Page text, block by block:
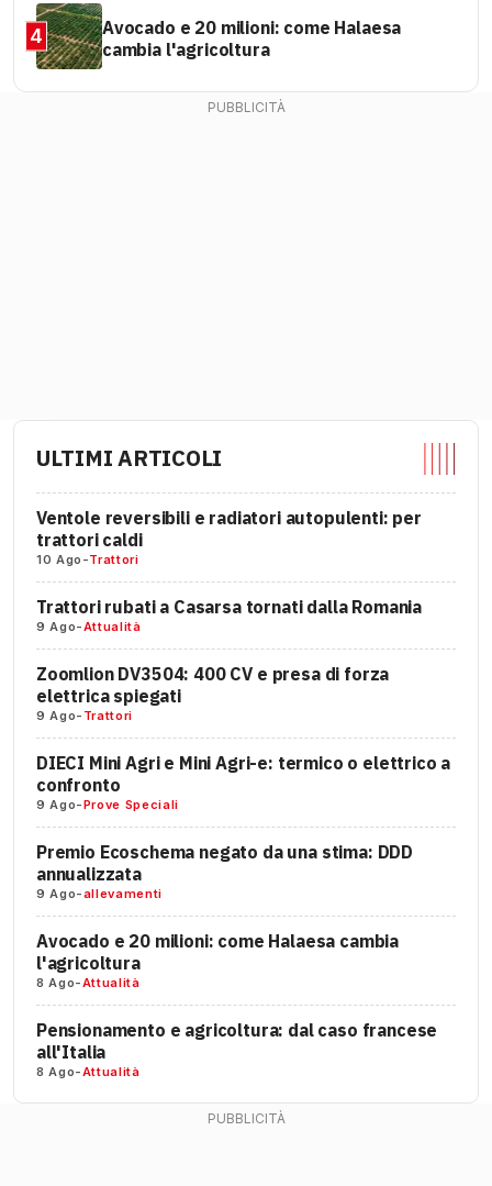
4
Avocado e 20 milioni: come Halaesa
cambia l'agricoltura
ULTIMI ARTICOLI
Ventole reversibili e radiatori autopulenti: per
trattori caldi
10 Ago -Trattori
Trattori rubati a Casarsa tornati dalla Romania
9 Ago-Attualità
Zoomlion DV3504: 400 CV e presa di forza
elettrica spiegati
9 Ago- Trattori
DIECI Mini Agri e Mini Agri-e: termico o elettrico a
confronto
9 Ago-Prove Speciali
Premio Ecoschema negato da una stima: DDD
annualizzata
9 Ago-allevamenti
Avocado e 20 milioni: come Halaesa cambia
l'agricoltura
8 Ago-Attualità
Pensionamento e agricoltura: dal caso francese
all'Italia
8 Ago-Attualità